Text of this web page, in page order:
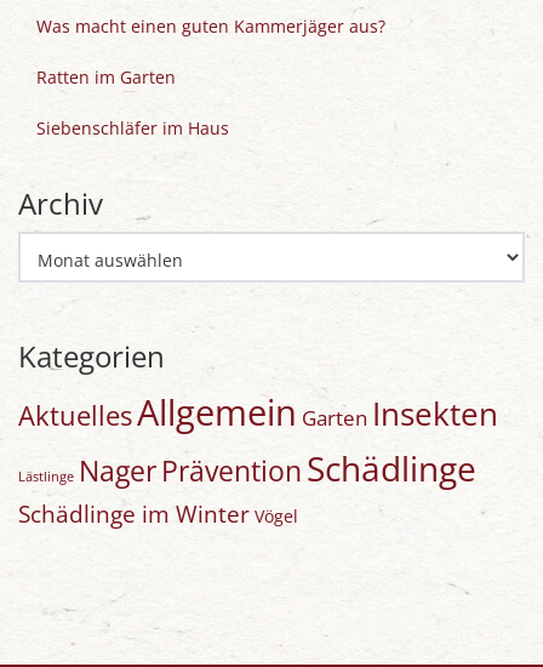
Was macht einen guten Kammerjäger aus?
Ratten im Garten
Siebenschläfer im Haus
Archiv
Kategorien
AktuellesAllgemein Garten Insekten
Lästlinge NagerPräventionSchädlinge
Schädlinge im Winter Vögel